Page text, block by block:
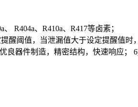
R404a、R410a、R417等卤素；
醒阈值，当泄漏值大于设定提醒值
良器件制造，精密结构，快速响应；